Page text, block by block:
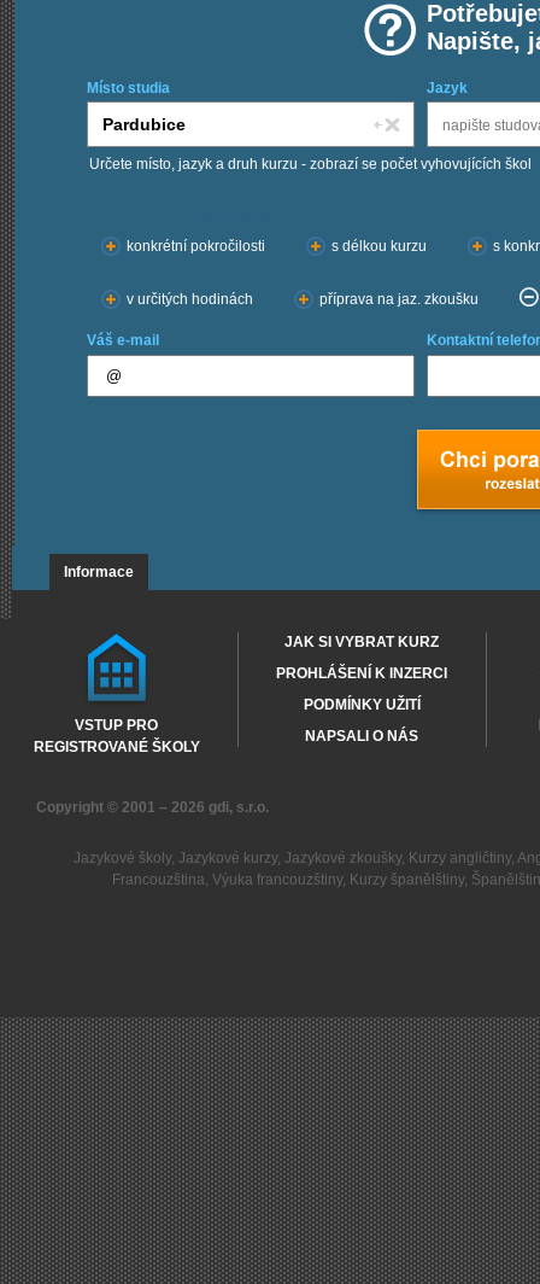
Napište,
Místo studia Jazyk
Určete místo, jazyk a druh kurzu - zobrazí se počet vyhovujících škol
konkrétní pokročilosti
s délkou kurzu s
v určitých hodinách příprava na jaz. zkoušku
Váš e-mail Kontaktní
Informace
VSTUP PRO
REGISTROVANÉ ŠKOLY
JAK SI VYBRAT KURZ
PROHLÁŠENÍ K INZERCI
PODMÍNKY UŽITÍ
NAPSALI O NÁS
Copyright © 2001 – 2026 gdi, s.r.o.
Jazykové školy, Jazykové kurzy, Jazykové zkoušky, Kurzy angličtiny,
Francouzština,Výuka francouzštiny, Kurzy španělštiny,